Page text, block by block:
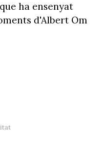
ha ensenyat
d'Albert Om